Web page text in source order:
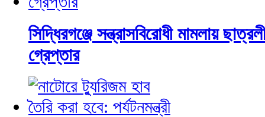
সিদ্ধিরগঞ্জে সন্ত্রাসবিরোধী মামলায়
গ্রেপ্তার